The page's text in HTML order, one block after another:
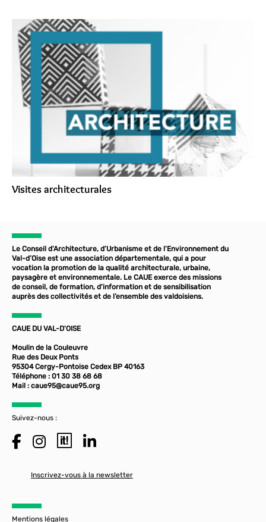
Visites architecturales
Le Conseil d’Architecture, d’Urbanisme et de l’Environnement du
Val-d’Oise est une association départementale, qui a pour
vocation la promotion de la qualité architecturale, urbaine,
paysagère et environnementale. Le CAUE exerce des missions
de conseil, de formation, d'information et de sensibilisation
auprès des collectivités et de l’ensemble des valdoisiens.
CAUE DU VAL-D'OISE
Moulin de la Couleuvre
Rue des Deux Ponts
95304 Cergy-Pontoise Cedex BP 40163
Téléphone : 01 30 38 68 68
Mail : caue95@caue95.org
Suivez-nous :
Inscrivez-vous à la newsletter
Mentions légales